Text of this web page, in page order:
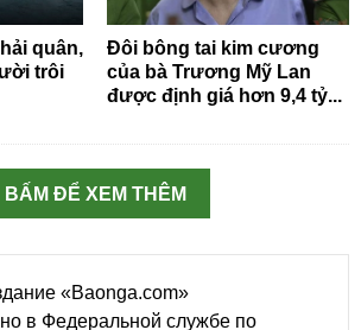
quân,
trôi
Đôi bông tai kim cương
của bà Trương Mỹ Lan
được định giá hơn 9,4 tỷ...
BẤM ĐỂ XEM THÊM
«Baonga.com»
в Федеральной службе по